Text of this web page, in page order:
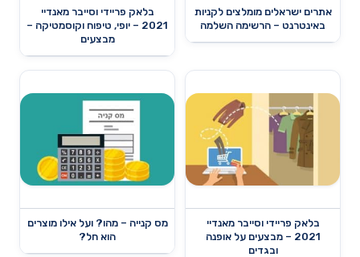
אתרים ישראלים מומלצים לקניות
באינטרנט – הרשימה השלמה
בלאק פריידי וסייבר מאנדיי
2021 – יופי, טיפוח וקוסמטיקה –
מבצעים
בלאק פריידי וסייבר מאנדיי
2021 – מבצעים על אופנה
ובגדים
מס קנייה – מהו? ועל אילו מוצרים
הוא חל?